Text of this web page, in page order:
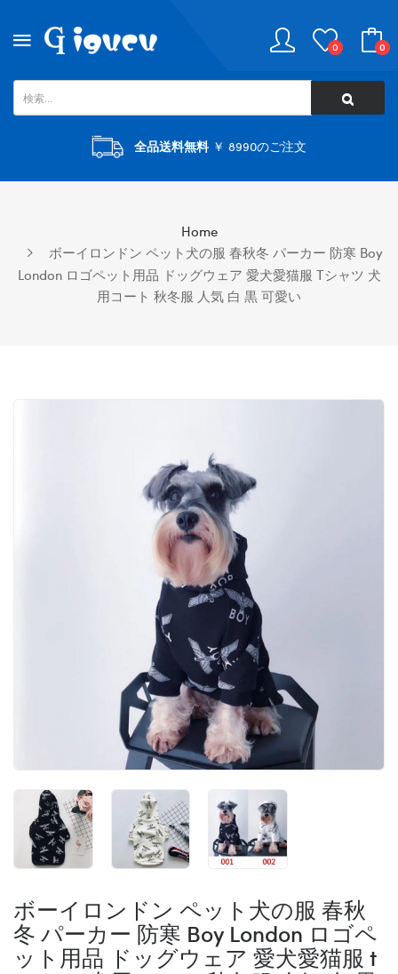
0 0
全品送料無料￥ 8990のご注文
Home
ボーイロンドン ペット犬の服 春秋冬 パーカー 防寒 Boy
London ロゴペット用品 ドッグウェア 愛犬愛猫服 Tシャツ 犬
用コート 秋冬服 人気 白 黒 可愛い
ボーイロンドン ペット犬の服 春秋
冬 パーカー 防寒 Boy London ロゴペ
ット用品 ドッグウェア 愛犬愛猫服 t